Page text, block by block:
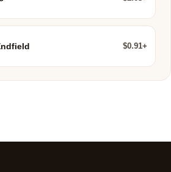
$0.91+